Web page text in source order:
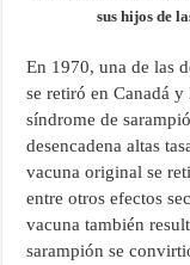
sus hijos de
En 1970, una de las
se retiró en Canadá
síndrome de
desencadena altas
vacuna original se
entre otros efectos
vacuna también
sarampión se